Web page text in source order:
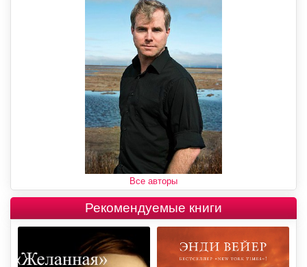
Все авторы
Рекомендуемые книги